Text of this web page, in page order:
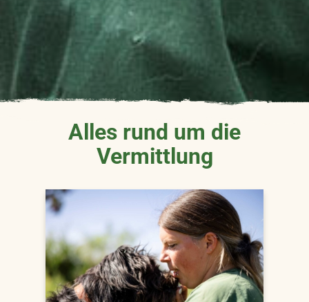
Alles rund um die
Vermittlung